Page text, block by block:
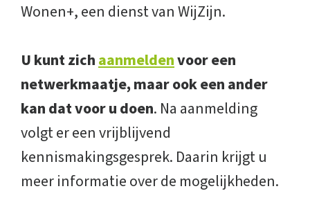
Wonen+, een dienst van WijZijn.
U kunt zichaanmeldenvoor een
netwerkmaatje, maar ook een ander
kan dat voor u doen. Na aanmelding
volgt er een vrijblijvend
kennismakingsgesprek. Daarin krijgt u
meer informatie over de mogelijkheden.